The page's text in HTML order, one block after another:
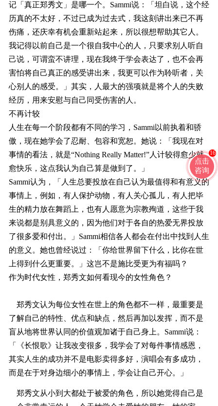
记「真正郑秀文」是哪一个。Sammi说：「坦白说，这个经
历真的不太好，不过已成为过去式，我这刻讲出来已不再
伤痛，还庆幸有机会重新站起来，所以很想帮助其它人。
我记得以前自己是一个很自我中心的人，只要求别人听自
己说，可谓蛮不讲理，现在我终于学会表达了，也不会再
害怕将自己真正的感受讲出来，我更可以作为聆听者，关
心别人的感受。」其实，人最大的强项就是将个人的失败
经历，用来安慰与自己同受伤害的人。
不再计较
人生在每一个阶段都有不同的学习，Sammi以前执着和骄
傲，现在她学会了忍耐、包容和宽恕。她说：「我现在对
事情的看法，就是“Nothing Really Matter!”人计较得愈少就
愈快乐，这点我认为自己算是做到了。」
Sammi认为，「人生总要投放在自己认为最值得和有意义的
事情上，例如，有人保护动物，有人关心孤儿，有人把毕
生的精力放在舞蹈上，也有人愿意为宗教殉道，这些于我
来说都是别具意义的，因为他们对于各自的热爱无界投放
了很多爱和付出。」Sammi相信各人都会在付出中找到人生
的意义。她也曾经说过：「你给世界留下什么，比你在世
上得到什么更重要。」这岂不是施比受更为有福吗？
作为时代女性，郑秀文如何看现今的女性角色？
郑秀文认为每位女性在世上的角色都不一样，最重要是
了解自己的特性、优点和缺点，然后再加以发挥，而不是
盲从地将世界认同的价值观加诸于自己身上。Sammi说：
「《长恨歌》让我改变很多，我学会了对每件事情感恩，
其实人生的成功并不是电影卖得多好，演唱会有多成功，
而是在于对身边细小的事情上，学会让自己开心。」
郑秀文从小到大都处于被爱的角色，所以她觉得自己是
点击
咨询
16